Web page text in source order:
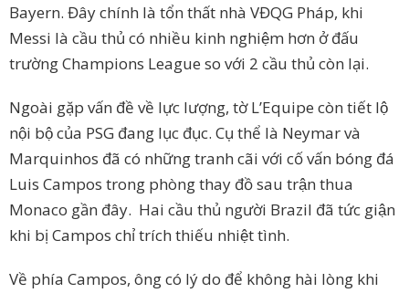
Bayern. Đây chính là tổn thất nhà VĐQG Pháp, khi
Messi là cầu thủ có nhiều kinh nghiệm hơn ở đấu
trường Champions League so với 2 cầu thủ còn lại.
Ngoài gặp vấn đề về lực lượng, tờ L’Equipe còn tiết lộ
nội bộ của PSG đang lục đục. Cụ thể là Neymar và
Marquinhos đã có những tranh cãi với cố vấn bóng đá
Luis Campos trong phòng thay đồ sau trận thua
Monaco gần đây. Hai cầu thủ người Brazil đã tức giận
khi bị Campos chỉ trích thiếu nhiệt tình.
Về phía Campos, ông có lý do để không hài lòng khi